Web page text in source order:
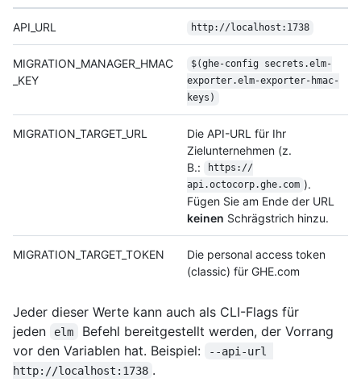
API_URL http://localhost:1738
MIGRATION_MANAGER_HMAC
_KEY
$(ghe-config secrets.elm-
exporter.elm-exporter-hmac-
keys)
MIGRATION_TARGET_URL
Die API-URL für Ihr
Zielunternehmen (z.
B.:
https://
api.octocorp.ghe.com ).
Fügen Sie am Ende der URL
keinen Schrägstrich hinzu.
MIGRATION_TARGET_TOKEN
Die personal access token
(classic) für GHE.com
Jeder dieser Werte kann auch als CLI-Flags für
jeden
elm
Befehl bereitgestellt werden, der Vorrang
vor den Variablen hat. Beispiel:
--api-url
http://localhost:1738 .